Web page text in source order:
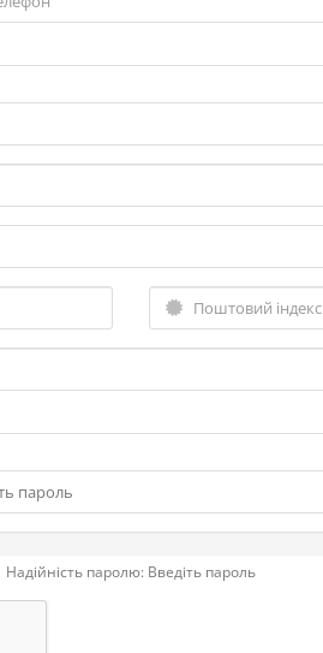
Надійність паролю: Введіть пароль